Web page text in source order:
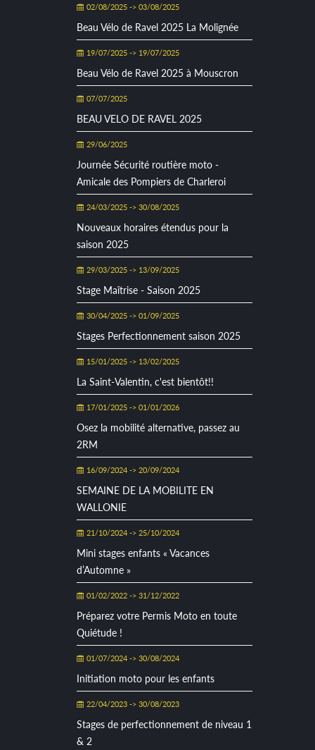
02/08/2025 -> 03/08/2025
Beau Vélo de Ravel 2025 La Molignée
19/07/2025 -> 19/07/2025
Beau Vélo de Ravel 2025 à Mouscron
07/07/2025
BEAU VELO DE RAVEL 2025
29/06/2025
Journée Sécurité routière moto -
Amicale des Pompiers de Charleroi
24/03/2025 -> 30/08/2025
Nouveaux horaires étendus pour la
saison 2025
29/03/2025 -> 13/09/2025
Stage Maîtrise - Saison 2025
30/04/2025 -> 01/09/2025
Stages Perfectionnement saison 2025
15/01/2025 -> 13/02/2025
La Saint-Valentin, c'est bientôt!!
17/01/2025 -> 01/01/2026
Osez la mobilité alternative, passez au
2RM
16/09/2024 -> 20/09/2024
SEMAINE DE LA MOBILITE EN
WALLONIE
21/10/2024 -> 25/10/2024
Mini stages enfants « Vacances
d’Automne »
01/02/2022 -> 31/12/2022
Préparez votre Permis Moto en toute
Quiétude !
01/07/2024 -> 30/08/2024
Initiation moto pour les enfants
22/04/2023 -> 30/08/2023
Stages de perfectionnement de niveau 1
& 2